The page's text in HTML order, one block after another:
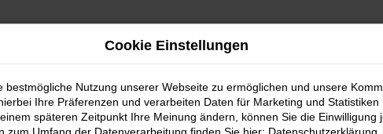
Cookie Einstellungen
bestmögliche Nutzung unserer Webseite zu ermöglichen und unsere
Ihre Präferenzen und verarbeiten Daten für Marketing und Statistiken
späteren Zeitpunkt Ihre Meinung ändern, können Sie die Einwilligung